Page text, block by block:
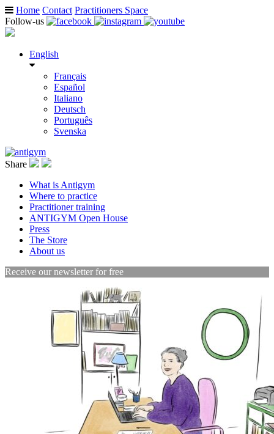
Home Contact Practitioners Space
Follow-us
English
Français
Español
Italiano
Deutsch
Português
Svenska
Share
What is Antigym
Where to practice
Practitioner training
ANTIGYM Open House
Press
The Store
About us
Receive our newsletter for free